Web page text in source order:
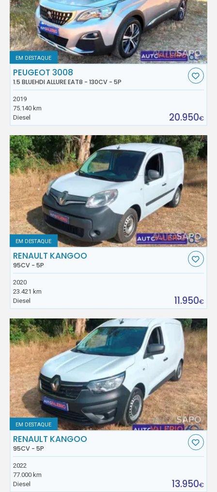
EM DESTAQUE
PEUGEOT 3008
1.5 BLUEHDI ALLURE EAT8 - 130CV - 5P
2019
75.140 km
Diesel
20.950€
EM DESTAQUE
RENAULT KANGOO
95CV - 5P
2020
23.421 km
Diesel
11.950€
EM DESTAQUE
RENAULT KANGOO
95CV - 5P
2022
77.000 km
Diesel
13.950€